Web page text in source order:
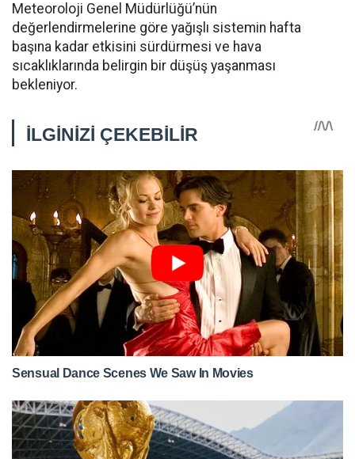
Meteoroloji Genel Müdürlüğü’nün
değerlendirmelerine göre yağışlı sistemin hafta
başına kadar etkisini sürdürmesi ve hava
sıcaklıklarında belirgin bir düşüş yaşanması
bekleniyor.